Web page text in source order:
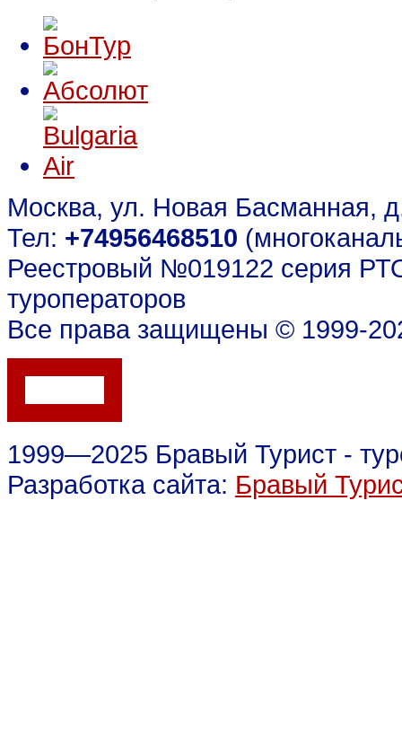
Москва, ул. Новая Басманная,
Тел: +74956468510
Реестровый №019122 серия
туроператоров
Все права защищены © 1999-
1999—2025 Бравый Турист -
Разработка сайта: Бравый